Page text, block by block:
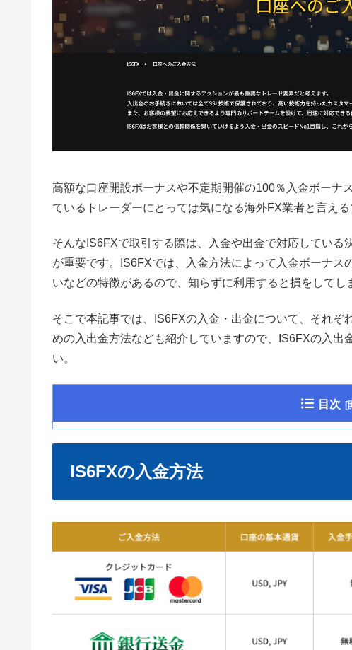
高額な口座開設ボーナスや不定期開催の100％入金ボーナ
ているトレーダーにとっては気になる海外FX業者と言える
そんなIS6FXで取引する際は、入金や出金で対応している
が重要です。IS6FXでは、入金方法によって入金ボーナ
いなどの特徴があるので、知らずに利用すると損をしてし
そこで本記事では、IS6FXの入金・出金について、それ
めの入出金方法なども紹介していますので、IS6FXの入出
い。
目次
IS6FXの入金方法